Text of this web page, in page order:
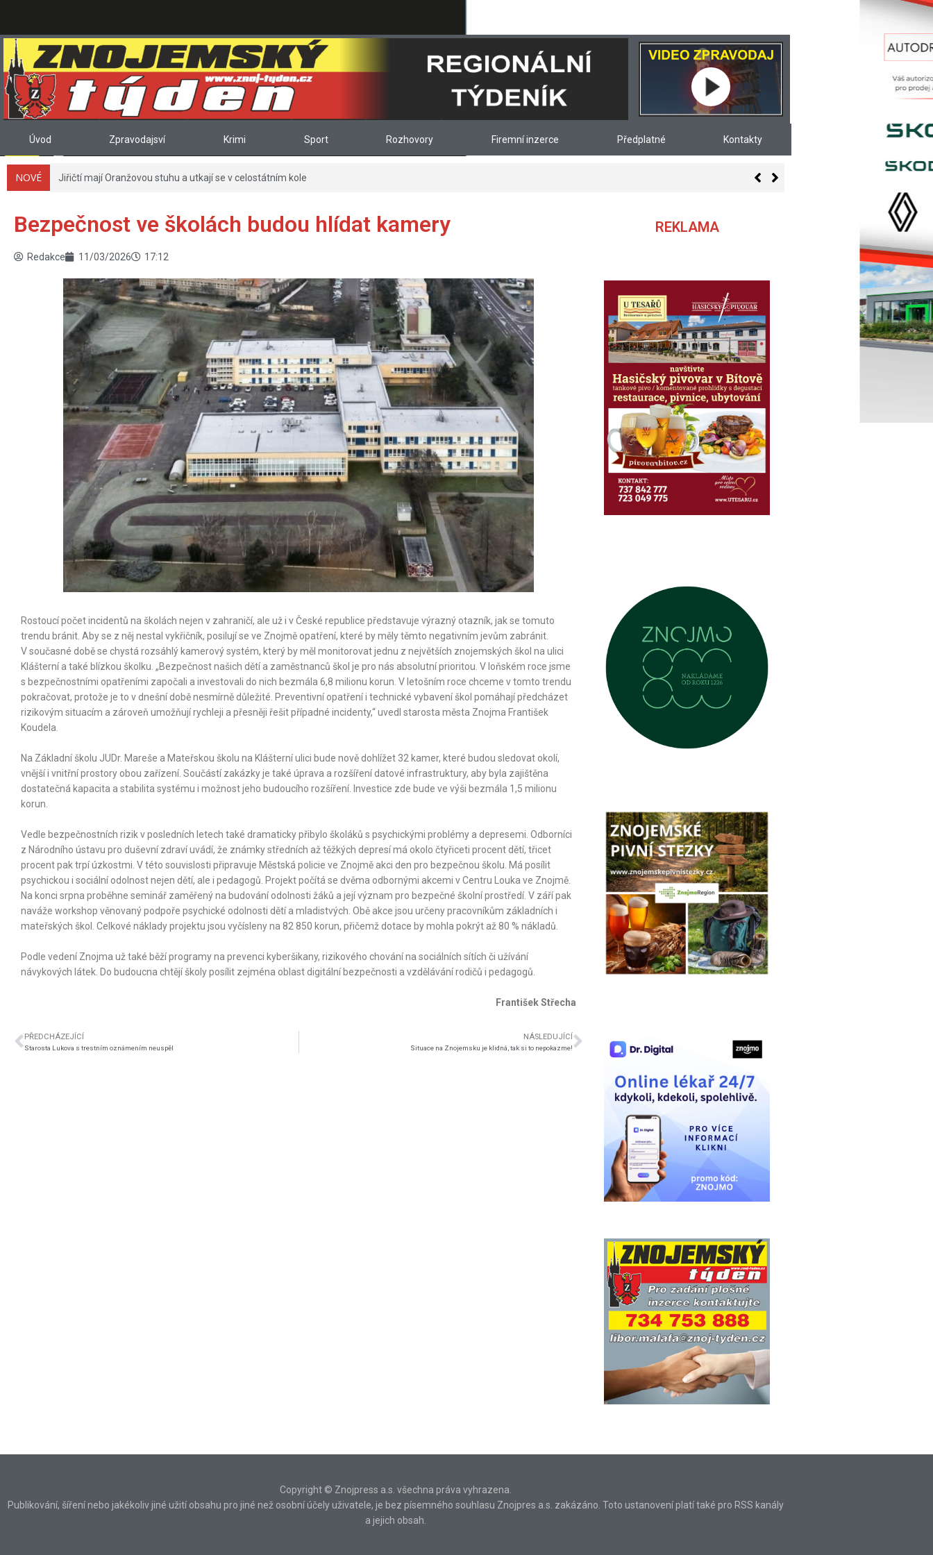
Úvod Zpravodajsví Krimi Sport Rozhovory Firemní inzerce Předplatné Kontakty
NOVÉ Jiřičtí mají Oranžovou stuhu a utkají se v celostátním kole
Bezpečnost ve školách budou hlídat kamery
Redakce 11/03/2026 17:12
Rostoucí počet incidentů na školách nejen v zahraničí, ale už i v České republice představuje výrazný otazník, jak se tomuto
trendu bránit. Aby se z něj nestal vykřičník, posilují se ve Znojmě opatření, které by měly těmto negativním jevům zabránit.
V současné době se chystá rozsáhlý kamerový systém, který by měl monitorovat jednu z největších znojemských škol na ulici
Klášterní a také blízkou školku. „Bezpečnost našich dětí a zaměstnanců škol je pro nás absolutní prioritou. V loňském roce jsme
s bezpečnostními opatřeními započali a investovali do nich bezmála 6,8 milionu korun. V letošním roce chceme v tomto trendu
pokračovat, protože je to v dnešní době nesmírně důležité. Preventivní opatření i technické vybavení škol pomáhají předcházet
rizikovým situacím a zároveň umožňují rychleji a přesněji řešit případné incidenty,“ uvedl starosta města Znojma František
Koudela.
Na Základní školu JUDr. Mareše a Mateřskou školu na Klášterní ulici bude nově dohlížet 32 kamer, které budou sledovat okolí,
vnější i vnitřní prostory obou zařízení. Součástí zakázky je také úprava a rozšíření datové infrastruktury, aby byla zajištěna
dostatečná kapacita a stabilita systému i možnost jeho budoucího rozšíření. Investice zde bude ve výši bezmála 1,5 milionu
korun.
Vedle bezpečnostních rizik v posledních letech také dramaticky přibylo školáků s psychickými problémy a depresemi. Odborníci
z Národního ústavu pro duševní zdraví uvádí, že známky středních až těžkých depresí má okolo čtyřiceti procent dětí, třicet
procent pak trpí úzkostmi. V této souvislosti připravuje Městská policie ve Znojmě akci den pro bezpečnou školu. Má posílit
psychickou i sociální odolnost nejen dětí, ale i pedagogů. Projekt počítá se dvěma odbornými akcemi v Centru Louka ve Znojmě.
Na konci srpna proběhne seminář zaměřený na budování odolnosti žáků a její význam pro bezpečné školní prostředí. V září pak
naváže workshop věnovaný podpoře psychické odolnosti dětí a mladistvých. Obě akce jsou určeny pracovníkům základních i
mateřských škol. Celkové náklady projektu jsou vyčísleny na 82 850 korun, přičemž dotace by mohla pokrýt až 80 % nákladů.
Podle vedení Znojma už také běží programy na prevenci kyberšikany, rizikového chování na sociálních sítích či užívání
návykových látek. Do budoucna chtějí školy posílit zejména oblast digitální bezpečnosti a vzdělávání rodičů i pedagogů.
František Střecha
PŘEDCHÁZEJÍCÍ
Starosta Lukova s trestním oznámením neuspěl
NÁSLEDUJÍCÍ
Situace na Znojemsku je klidná, tak si to nepokazme!
REKLAMA
Copyright © Znojpress a.s. všechna práva vyhrazena.
Publikování, šíření nebo jakékoliv jiné užití obsahu pro jiné než osobní účely uživatele, je bez písemného souhlasu Znojpres a.s. zakázáno. Toto ustanovení platí také pro RSS kanály
a jejich obsah.